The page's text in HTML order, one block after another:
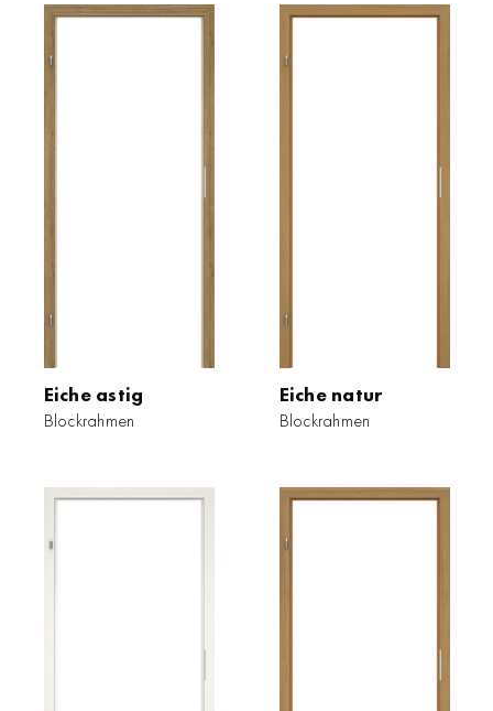
Eiche astig
Blockrahmen
Eiche natur
Blockrahmen